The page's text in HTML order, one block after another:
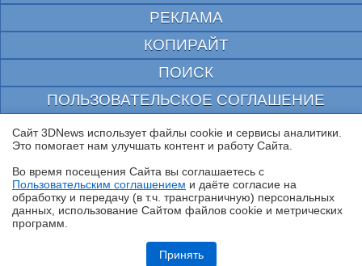
Обзор робота-газонокосилки Dreame Roboticmower A1 Pro 2000: когда
на дачу приезжаешь только отдыхать
РЕКЛАМА
КОПИРАЙТ
ПОИСК
ПОЛЬЗОВАТЕЛЬСКОЕ СОГЛАШЕНИЕ
ЗАЩИЩЕНО CURATOR
© 1997—2026 Электронное периодическое издание "3ДНьюс" | Свидетельство о
выдано Федеральной Службой по надзору за соблюдением законодательства в сфере
массовых коммуникаций и охране культурного наследия
При цитировании документа ссылка на сайт с указанием автора обязательна. Полное
заимствование документа является нарушением
российского и международного законодательства и возможно только с согласия
Сайт 3DNews использует файлы cookie и сервисы аналитики.
Это помогает нам улучшать контент и работу Cайта.
Во время посещения Cайта вы соглашаетесь с
Пользовательским соглашением и даёте согласие на
обработку и передачу (в т.ч. трансграничную) персональных
данных, использование Cайтом файлов cookie и метрических
программ.
Принять